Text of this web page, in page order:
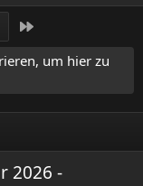
um hier zu
2026 -